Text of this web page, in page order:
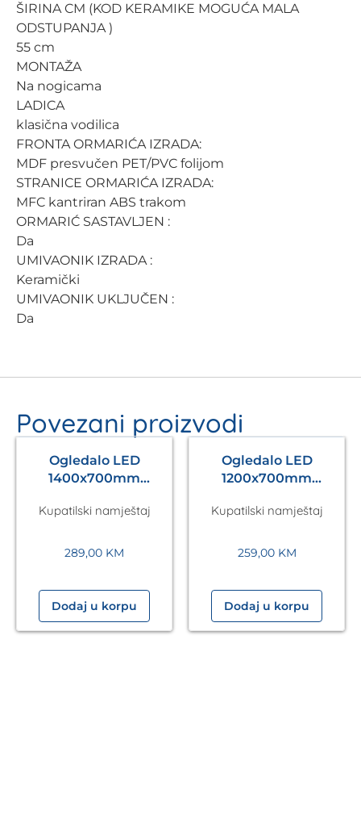
ŠIRINA CM (KOD KERAMIKE MOGUĆA MALA
ODSTUPANJA )
55 cm
MONTAŽA
Na nogicama
LADICA
klasična vodilica
FRONTA ORMARIĆA IZRADA:
MDF presvučen PET/PVC folijom
STRANICE ORMARIĆA IZRADA:
MFC kantriran ABS trakom
ORMARIĆ SASTAVLJEN :
Da
UMIVAONIK IZRADA :
Keramički
UMIVAONIK UKLJUČEN :
Da
Povezani proizvodi
Ogledalo LED
1400x700mm
Kupatilski namještaj
289,00 KM
Dodaj u korpu
Ogledalo LED
1200x700mm
Kupatilski namještaj
259,00 KM
Dodaj u korpu